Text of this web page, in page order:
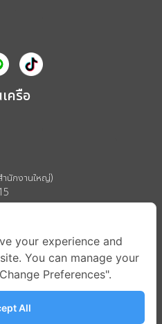
ครือ
ำนักงานใหญ่)
มวัน กรุงเทพมหานคร 10330
your experience and
You can manage your
Preferences".
All